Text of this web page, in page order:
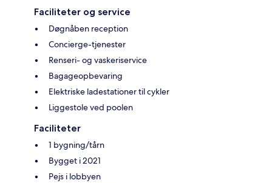
Faciliteter og service
Døgnåben reception
Concierge-tjenester
Renseri- og vaskeriservice
Bagageopbevaring
Elektriske ladestationer til cykler
Liggestole ved poolen
Faciliteter
1 bygning/tårn
Bygget i 2021
Pejs i lobbyen